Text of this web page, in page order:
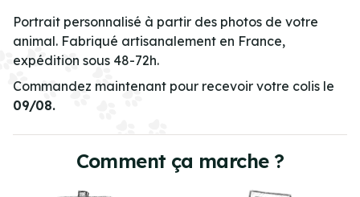
Portrait personnalisé à partir des photos de votre
animal. Fabriqué artisanalement en France,
expédition sous 48-72h.
Commandez maintenant pour recevoir votre colis le
09/08.
Comment ça marche ?